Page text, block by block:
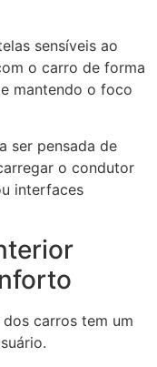
sensíveis ao
o carro de forma
mantendo o foco
ser pensada de
o condutor
interfaces
carros tem um